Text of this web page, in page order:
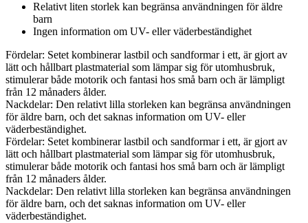
Relativt liten storlek kan begränsa användningen för äldre
barn
Ingen information om UV- eller väderbeständighet
Fördelar: Setet kombinerar lastbil och sandformar i ett, är gjort av
lätt och hållbart plastmaterial som lämpar sig för utomhusbruk,
stimulerar både motorik och fantasi hos små barn och är lämpligt
från 12 månaders ålder.
Nackdelar: Den relativt lilla storleken kan begränsa användningen
för äldre barn, och det saknas information om UV- eller
väderbeständighet.
Fördelar: Setet kombinerar lastbil och sandformar i ett, är gjort av
lätt och hållbart plastmaterial som lämpar sig för utomhusbruk,
stimulerar både motorik och fantasi hos små barn och är lämpligt
från 12 månaders ålder.
Nackdelar: Den relativt lilla storleken kan begränsa användningen
för äldre barn, och det saknas information om UV- eller
väderbeständighet.